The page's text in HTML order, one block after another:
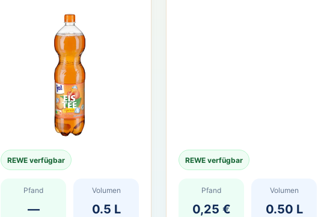
REWE verfügbar
Pfand
—
Volumen
0.5 L
REWE verfügbar
Pfand
0,25 €
Volumen
0.50 L